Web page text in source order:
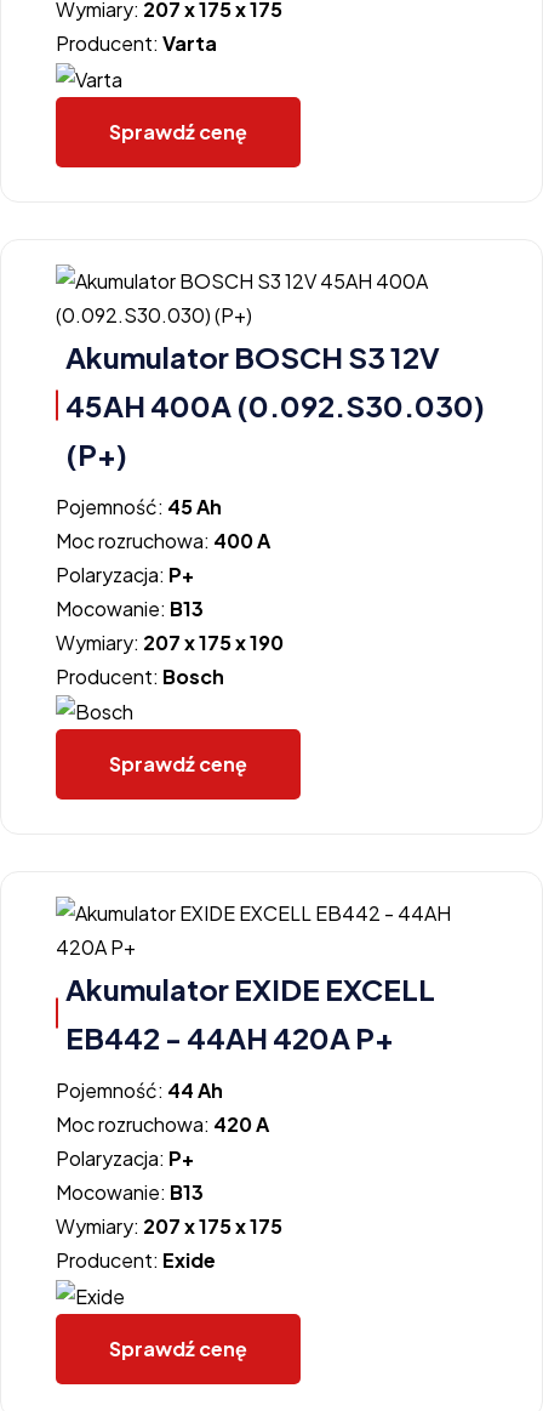
Wymiary: 207 x 175 x 175
Producent: Varta
Sprawdź cenę
Akumulator BOSCH S3 12V
45AH 400A (0.092.S30.030)
(P+)
Pojemność: 45 Ah
Moc rozruchowa: 400 A
Polaryzacja: P+
Mocowanie: B13
Wymiary: 207 x 175 x 190
Producent: Bosch
Sprawdź cenę
Akumulator EXIDE EXCELL
EB442 - 44AH 420A P+
Pojemność: 44 Ah
Moc rozruchowa: 420 A
Polaryzacja: P+
Mocowanie: B13
Wymiary: 207 x 175 x 175
Producent: Exide
Sprawdź cenę